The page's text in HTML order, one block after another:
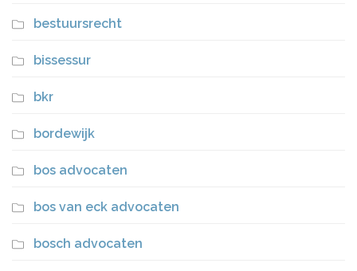
bestuursrecht
bissessur
bkr
bordewijk
bos advocaten
bos van eck advocaten
bosch advocaten